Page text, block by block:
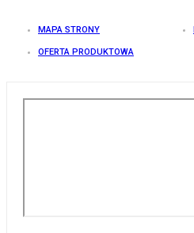
MAPA STRONY
OFERTA PRODUKTOWA